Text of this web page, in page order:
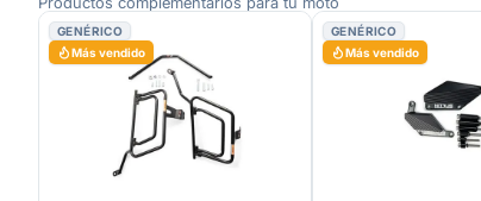
GENÉRICO
Más vendido
GENÉRICO
Más vendido